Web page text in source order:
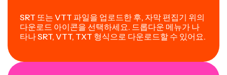
SRT 또는 VTT 파일을 업로드한 후, 자막 편집기 위의
다운로드 아이콘을 선택하세요. 드롭다운 메뉴가 나
타나 SRT, VTT, TXT 형식으로 다운로드할 수 있어요.